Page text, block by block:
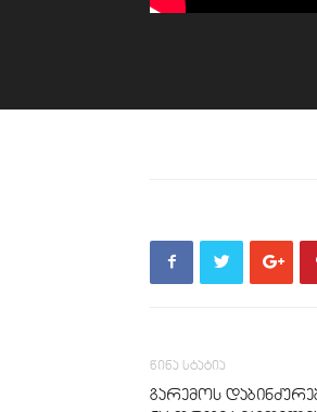
წინა სტატია
გარემოს